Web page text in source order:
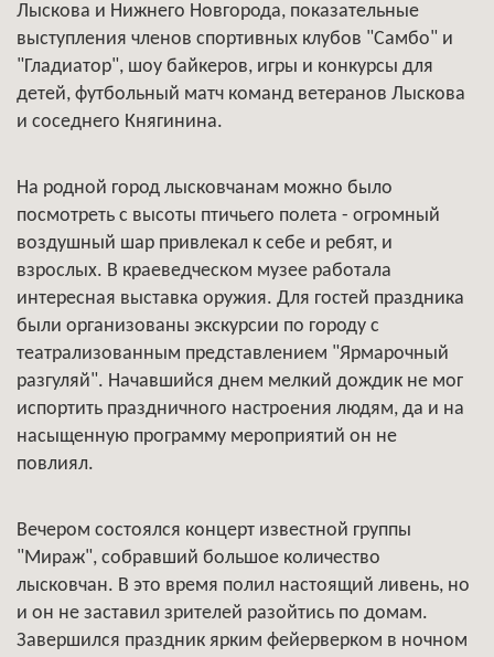
Лыскова и Нижнего Новгорода, показательные
выступления членов спортивных клубов "Самбо" и
"Гладиатор", шоу байкеров, игры и конкурсы для
детей, футбольный матч команд ветеранов Лыскова
и соседнего Княгинина.
На родной город лысковчанам можно было
посмотреть с высоты птичьего полета - огромный
воздушный шар привлекал к себе и ребят, и
взрослых. В краеведческом музее работала
интересная выставка оружия. Для гостей праздника
были организованы экскурсии по городу с
театрализованным представлением "Ярмарочный
разгуляй". Начавшийся днем мелкий дождик не мог
испортить праздничного настроения людям, да и на
насыщенную программу мероприятий он не
повлиял.
Вечером состоялся концерт известной группы
"Мираж", собравший большое количество
лысковчан. В это время полил настоящий ливень, но
и он не заставил зрителей разойтись по домам.
Завершился праздник ярким фейерверком в ночном